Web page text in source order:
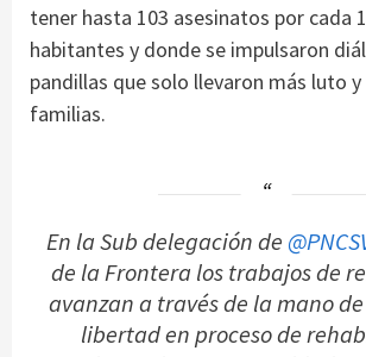
tener hasta 103 asesinatos por cada
habitantes y donde se impulsaron
pandillas que solo llevaron más luto
familias.
En la Sub delegación de
de la Frontera los trabajos de
avanzan a través de la mano
libertad en proceso de